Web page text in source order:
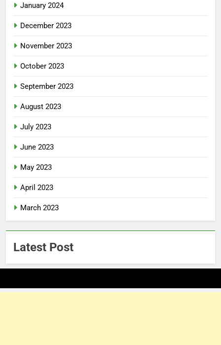
January 2024
December 2023
November 2023
October 2023
September 2023
August 2023
July 2023
June 2023
May 2023
April 2023
March 2023
Latest Post